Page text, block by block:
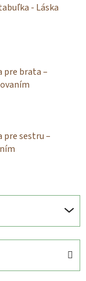
- Láska
pre brata –
pre sestru –